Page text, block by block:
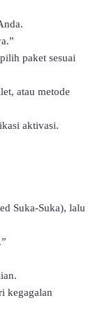
paket sesuai
atau metode
aktivasi.
Suka-Suka), lalu
kegagalan